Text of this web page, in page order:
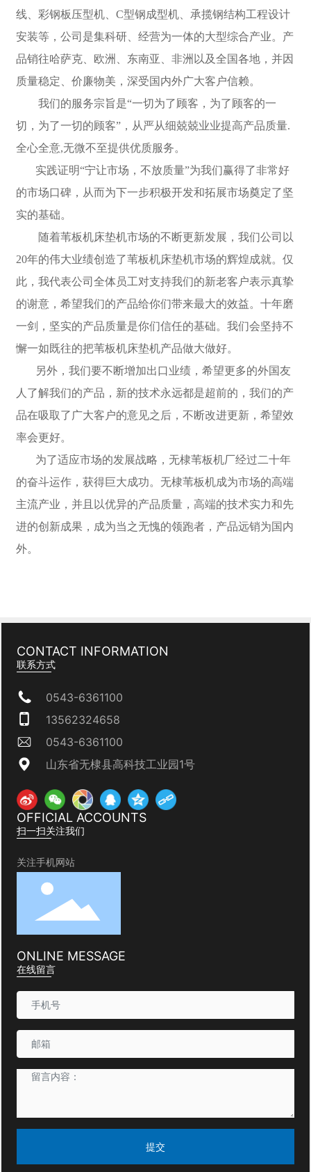
线、彩钢板压型机、C型钢成型机、承揽钢结构工程设计
安装等，公司是集科研、经营为一体的大型综合产业。产
品销往哈萨克、欧洲、东南亚、非洲以及全国各地，并因
质量稳定、价廉物美，深受国内外广大客户信赖。
我们的服务宗旨是“一切为了顾客，为了顾客的一
切，为了一切的顾客”，从严从细兢兢业业提高产品质量.
全心全意,无微不至提供优质服务。
实践证明“宁让市场，不放质量”为我们赢得了非常好
的市场口碑，从而为下一步积极开发和拓展市场奠定了坚
实的基础。
随着苇板机床垫机市场的不断更新发展，我们公司以
20年的伟大业绩创造了苇板机床垫机市场的辉煌成就。仅
此，我代表公司全体员工对支持我们的新老客户表示真挚
的谢意，希望我们的产品给你们带来最大的效益。十年磨
一剑，坚实的产品质量是你们信任的基础。我们会坚持不
懈一如既往的把苇板机床垫机产品做大做好。
另外，我们要不断增加出口业绩，希望更多的外国友
人了解我们的产品，新的技术永远都是超前的，我们的产
品在吸取了广大客户的意见之后，不断改进更新，希望效
率会更好。
为了适应市场的发展战略，无棣苇板机厂经过二十年
的奋斗运作，获得巨大成功。无棣苇板机成为市场的高端
主流产业，并且以优异的产品质量，高端的技术实力和先
进的创新成果，成为当之无愧的领跑者，产品远销为国内
外。
CONTACT INFORMATION
联系方式
0543-6361100
13562324658
0543-6361100
山东省无棣县高科技工业园1号
OFFICIAL ACCOUNTS
扫一扫关注我们
关注手机网站
ONLINE MESSAGE
在线留言
提交